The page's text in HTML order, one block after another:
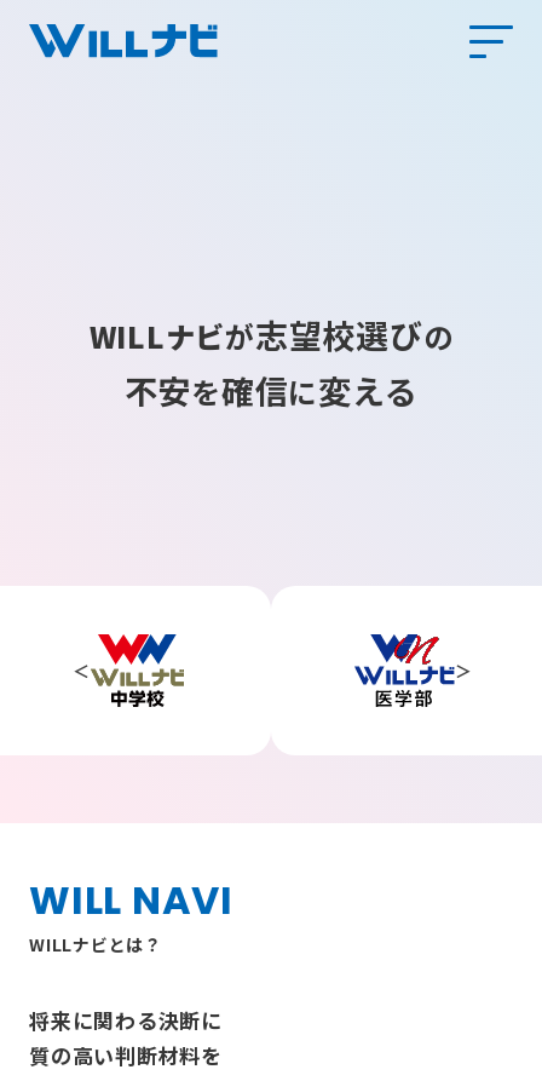
WILLナビが志望校選びの
不安を確信に変える
WILL NAVI
WILLナビとは？
将来に関わる決断に
質の高い判断材料を